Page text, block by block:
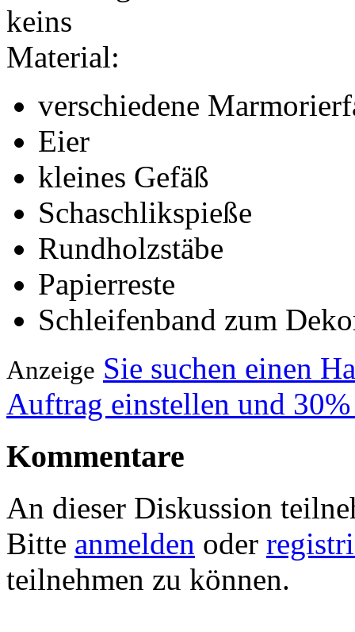
keins
Material:
verschiedene
Eier
kleines Gefäß
Schaschlikspieße
Rundholzstäbe
Papierreste
Schleifenband zum
Anzeige Sie suchen einen
Auftrag einstellen und
Kommentare
An dieser Diskussion
Bitte anmelden oder
teilnehmen zu können.